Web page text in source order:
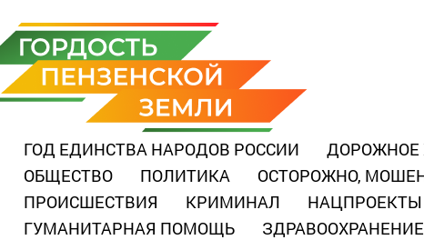
ГОД ЕДИНСТВА НАРОДОВ РОССИИ
ДОРОЖНОЕ
ОБЩЕСТВО
ПОЛИТИКА
ОСТОРОЖНО,
ПРОИСШЕСТВИЯ
КРИМИНАЛ
НАЦПРОЕКТЫ
ГУМАНИТАРНАЯ ПОМОЩЬ
ЗДРАВООХРАНЕНИЕ